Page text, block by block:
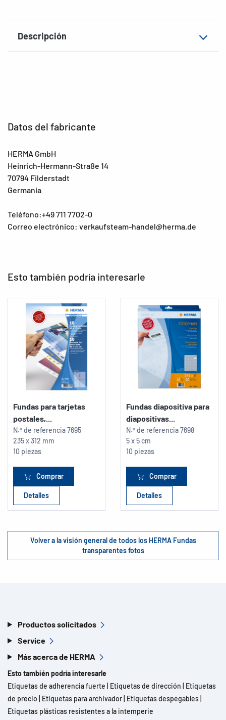
Descripción
Datos del fabricante
HERMA GmbH
Heinrich-Hermann-Straße 14
70794 Filderstadt
Germania
Teléfono:+49 711 7702-0
Correo electrónico: verkaufsteam-handel@herma.de
Esto también podría interesarle
Fundas para tarjetas
postales,...
N.º de referencia7695
235 x 312 mm
10 piezas
Comprar
Detalles
Fundas diapositiva para
diapositivas...
N.º de referencia7698
5 x 5 cm
10 piezas
Comprar
Detalles
Volver a la visión general de todos los HERMA Fundas
transparentes fotos
Productos solicitados
Service
Más acerca de HERMA
Esto también podría interesarle
Etiquetas de adherencia fuerte
Etiquetas de dirección
Etiquetas
de precio
Etiquetas para archivador Etiquetas despegables
Etiquetas plásticas resistentes a la intemperie